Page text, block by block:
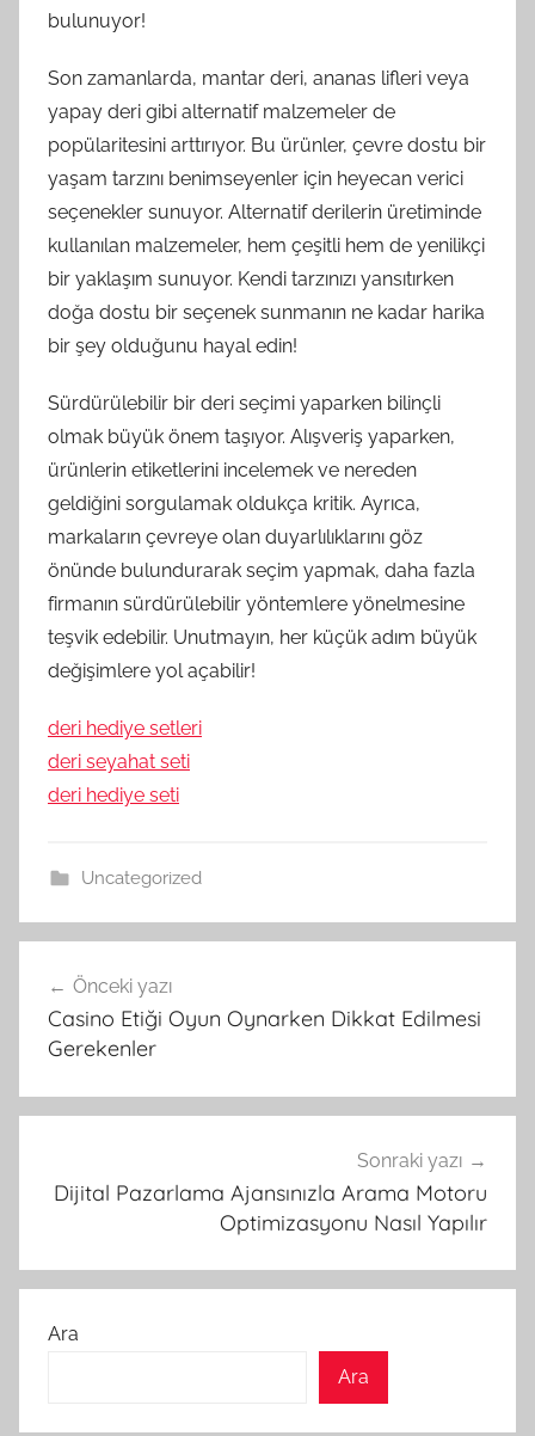
bulunuyor!
Son zamanlarda, mantar deri, ananas lifleri veya
yapay deri gibi alternatif malzemeler de
popülaritesini arttırıyor. Bu ürünler, çevre dostu bir
yaşam tarzını benimseyenler için heyecan verici
seçenekler sunuyor. Alternatif derilerin üretiminde
kullanılan malzemeler, hem çeşitli hem de yenilikçi
bir yaklaşım sunuyor. Kendi tarzınızı yansıtırken
doğa dostu bir seçenek sunmanın ne kadar harika
bir şey olduğunu hayal edin!
Sürdürülebilir bir deri seçimi yaparken bilinçli
olmak büyük önem taşıyor. Alışveriş yaparken,
ürünlerin etiketlerini incelemek ve nereden
geldiğini sorgulamak oldukça kritik. Ayrıca,
markaların çevreye olan duyarlılıklarını göz
önünde bulundurarak seçim yapmak, daha fazla
firmanın sürdürülebilir yöntemlere yönelmesine
teşvik edebilir. Unutmayın, her küçük adım büyük
değişimlere yol açabilir!
deri hediye setleri
deri seyahat seti
deri hediye seti
Uncategorized
gezinmesi
Önceki yazı
Casino Etiği Oyun Oynarken Dikkat Edilmesi
Gerekenler
Sonraki yazı
Dijital Pazarlama Ajansınızla Arama Motoru
Optimizasyonu Nasıl Yapılır
Ara
Ara